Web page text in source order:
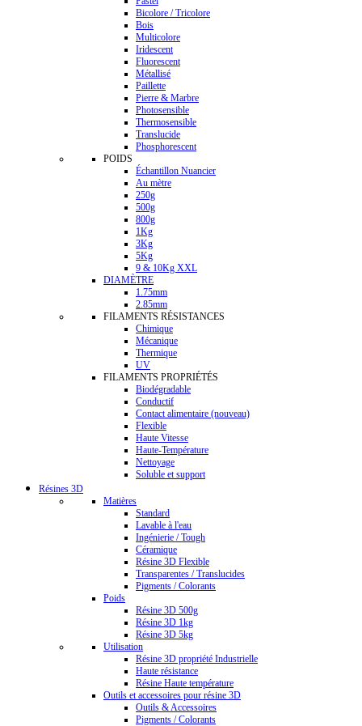
Bicolore / Tricolore
Bois
Multicolore
Iridescent
Fluorescent
Métallisé
Paillette
Pierre & Marbre
Photosensible
Thermosensible
Translucide
Phosphorescent
POIDS
Échantillon Nuancier
Au mètre
250g
500g
800g
1Kg
3Kg
5Kg
9 & 10Kg XXL
DIAMÈTRE
1.75mm
2.85mm
FILAMENTS RÉSISTANCES
Chimique
Mécanique
Thermique
UV
FILAMENTS PROPRIÉTÉS
Biodégradable
Conductif
Contact alimentaire (nouveau)
Flexible
Haute Vitesse
Haute-Température
Nettoyage
Soluble et support
Résines 3D
Matières
Standard
Lavable à l'eau
Ingénierie / Tough
Céramique
Résine 3D Flexible
Transparentes / Translucides
Pigments / Colorants
Poids
Résine 3D 500g
Résine 3D 1kg
Résine 3D 5kg
Utilisation
Résine 3D propriété Industrielle
Haute résistance
Résine Haute température
Outils et accessoires pour résine 3D
Outils & Accessoires
Pigments / Colorants